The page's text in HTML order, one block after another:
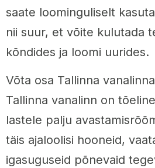
saate loominguliselt
nii suur, et võite kulutada
kõndides ja loomi uurides.
Võta osa Tallinna
Tallinna vanalinn on
lastele palju
täis ajaloolisi hooneid,
igasuguseid põnevaid